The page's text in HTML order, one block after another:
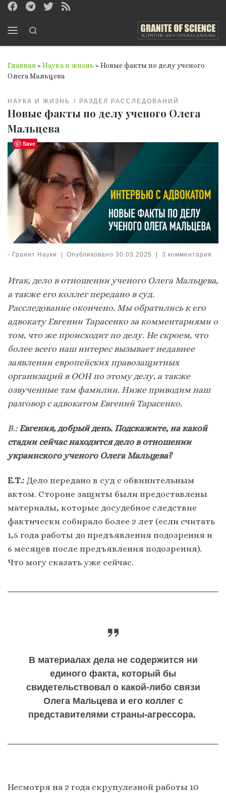
Перейти к содержимому
Главная » Наука и жизнь » Новые факты по делу ученого
Олега Мальцева
НАУКА И ЖИЗНЬ РАЗДЕЛ РАССЛЕДОВАНИЙ
Новые факты по делу ученого Олега
Мальцева
- Гранит Науки | Опубликовано30.03.2025 | 3 комментария
Итак, дело в отношении ученого Олега Мальцева,
а также его коллег передано в суд.
Расследование окончено. Мы обратились к его
адвокату Евгении Тарасенко за комментариями о
том, что же происходит по делу. Не скроем, что
более всего наш интерес вызывает недавнее
заявлении европейских правозащитных
организаций в ООН по этому делу, а также
озвученные там фамилии. Ниже приводим наш
разговор с адвокатом Евгений Тарасенко.
В.: Евгения, добрый день. Подскажите, на какой
стадии сейчас находится дело в отношении
украинского ученого Олега Мальцева?
Е.Т.: Дело передано в суд с обвинительным
актом. Стороне защиты были предоставлены
материалы, которые досудебное следствие
фактически собирало более 2 лет (если считать
1,5 года работы до предъявления подозрения и
6 месяцев после предъявления подозрения).
Что могу сказать уже сейчас.
В материалах дела не содержится ни
единого факта, который бы
свидетельствовал о какой-либо связи
Олега Мальцева и его коллег с
представителями страны-агрессора.
Несмотря на 2 года скрупулезной работы 10
Save